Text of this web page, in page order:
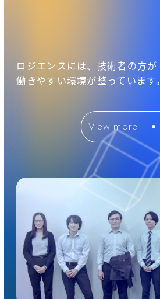
ロジエンスには、技術者の方が
働きやすい環境が整っています。
View more